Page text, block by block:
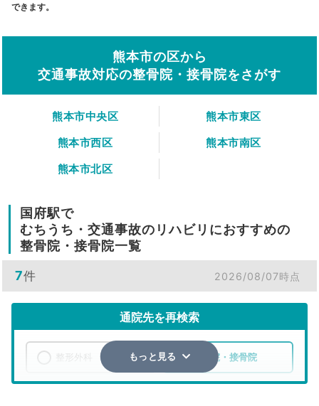
できます。
熊本市の区から
交通事故対応の整骨院・接骨院をさがす
熊本市中央区
熊本市東区
熊本市西区
熊本市南区
熊本市北区
国府駅で
むちうち・交通事故のリハビリにおすすめの
整骨院・接骨院一覧
7件 2026/08/07時点
通院先を再検索
整骨院・接骨院
もっと見る